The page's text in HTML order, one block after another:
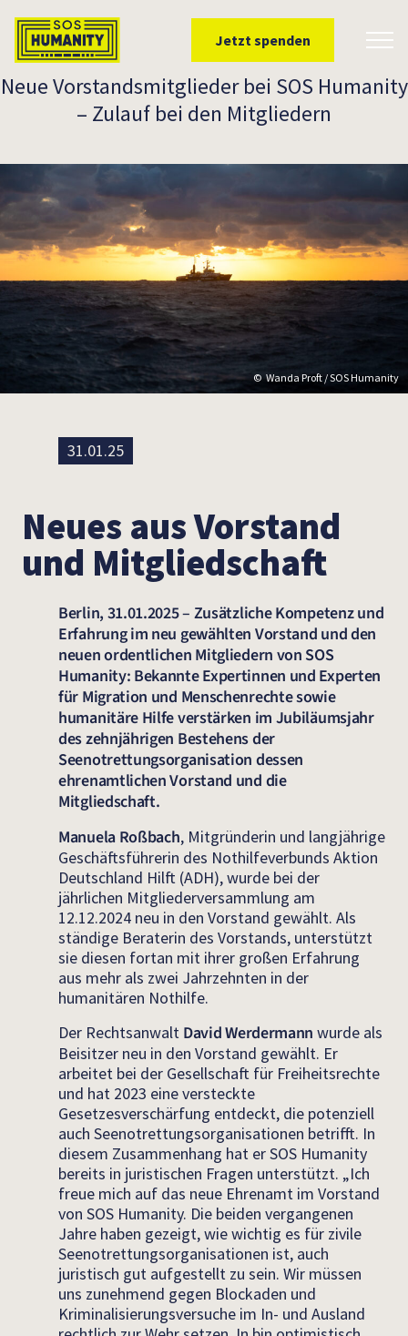
Jetzt spenden
Neue Vorstandsmitglieder bei SOS Humanity
– Zulauf bei den Mitgliedern
Wanda Proft / SOS Humanity
31.01.25
Neues aus Vorstand
und Mitgliedschaft
Berlin, 31.01.2025 – Zusätzliche Kompetenz und
Erfahrung im neu gewählten Vorstand und den
neuen ordentlichen Mitgliedern von SOS
Humanity: Bekannte Expertinnen und Experten
für Migration und Menschenrechte sowie
humanitäre Hilfe verstärken im Jubiläumsjahr
des zehnjährigen Bestehens der
Seenotrettungsorganisation dessen
ehrenamtlichen Vorstand und die
Mitgliedschaft.
Manuela Roßbach, Mitgründerin und langjährige
Geschäftsführerin des Nothilfeverbunds Aktion
Deutschland Hilft (ADH), wurde bei der
jährlichen Mitgliederversammlung am
12.12.2024 neu in den Vorstand gewählt. Als
ständige Beraterin des Vorstands, unterstützt
sie diesen fortan mit ihrer großen Erfahrung
aus mehr als zwei Jahrzehnten in der
humanitären Nothilfe.
Der Rechtsanwalt David Werdermann wurde als
Beisitzer neu in den Vorstand gewählt. Er
arbeitet bei der Gesellschaft für Freiheitsrechte
und hat 2023 eine versteckte
Gesetzesverschärfung entdeckt, die potenziell
auch Seenotrettungsorganisationen betrifft. In
diesem Zusammenhang hat er SOS Humanity
bereits in juristischen Fragen unterstützt. „Ich
freue mich auf das neue Ehrenamt im Vorstand
von SOS Humanity. Die beiden vergangenen
Jahre haben gezeigt, wie wichtig es für zivile
Seenotrettungsorganisationen ist, auch
juristisch gut aufgestellt zu sein. Wir müssen
uns zunehmend gegen Blockaden und
Kriminalisierungsversuche im In- und Ausland